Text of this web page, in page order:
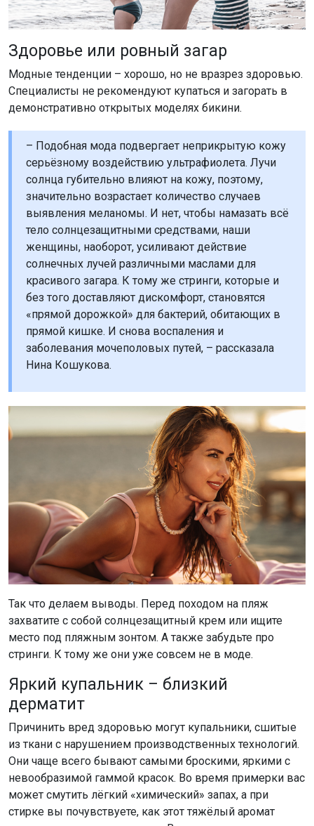
Здоровье или ровный загар
Модные тенденции – хорошо, но не вразрез здоровью.
Специалисты не рекомендуют купаться и загорать в
демонстративно открытых моделях бикини.
– Подобная мода подвергает неприкрытую кожу
серьёзному воздействию ультрафиолета. Лучи
солнца губительно влияют на кожу, поэтому,
значительно возрастает количество случаев
выявления меланомы. И нет, чтобы намазать всё
тело солнцезащитными средствами, наши
женщины, наоборот, усиливают действие
солнечных лучей различными маслами для
красивого загара. К тому же стринги, которые и
без того доставляют дискомфорт, становятся
«прямой дорожкой» для бактерий, обитающих в
прямой кишке. И снова воспаления и
заболевания мочеполовых путей, – рассказала
Нина Кошукова.
Так что делаем выводы. Перед походом на пляж
захватите с собой солнцезащитный крем или ищите
место под пляжным зонтом. А также забудьте про
стринги. К тому же они уже совсем не в моде.
Яркий купальник – близкий
дерматит
Причинить вред здоровью могут купальники, сшитые
из ткани с нарушением производственных технологий.
Они чаще всего бывают самыми броскими, яркими с
невообразимой гаммой красок. Во время примерки вас
может смутить лёгкий «химический» запах, а при
стирке вы почувствуете, как этот тяжёлый аромат